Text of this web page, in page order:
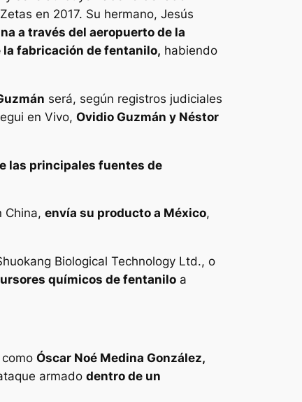
en 2017. Su hermano, Jesús
a través del aeropuerto de la
fabricación de fentanilo, habiendo
será, según registros judiciales
en Vivo, Ovidio Guzmán y Néstor
las principales fuentes de
China, envía su producto a México,
Biological Technology Ltd., o
químicos de fentanilo a
Óscar Noé Medina González,
armado dentro de un